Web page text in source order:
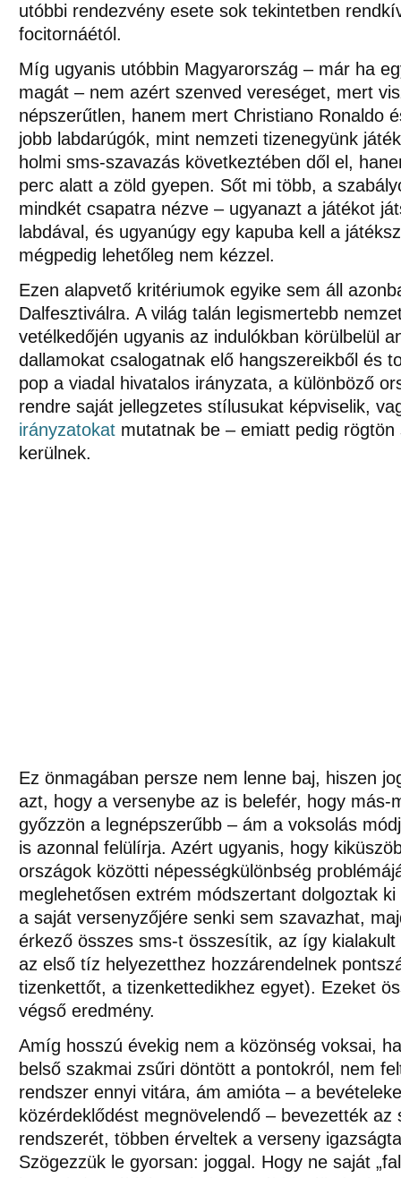
utóbbi rendezvény esete sok tekintetben
focitornáétól.
Míg ugyanis utóbbin Magyarország – már ha
magát – nem azért szenved vereséget, mert
népszerűtlen, hanem mert Christiano Ronaldo
jobb labdarúgók, mint nemzeti tizenegyünk
holmi sms-szavazás következtében dől el,
perc alatt a zöld gyepen. Sőt mi több, a
mindkét csapatra nézve – ugyanazt a játékot
labdával, és ugyanúgy egy kapuba kell a
mégpedig lehetőleg nem kézzel.
Ezen alapvető kritériumok egyike sem áll
Dalfesztiválra. A világ talán legismertebb
vetélkedőjén ugyanis az indulókban körülbelül
dallamokat csalogatnak elő hangszereikből és
pop a viadal hivatalos irányzata, a különböző
rendre saját jellegzetes stílusukat képviselik,
irányzatokat mutatnak be – emiatt pedig
kerülnek.
Ez önmagában persze nem lenne baj, hiszen
azt, hogy a versenybe az is belefér, hogy más-
győzzön a legnépszerűbb – ám a voksolás
is azonnal felülírja. Azért ugyanis, hogy
országok közötti népességkülönbség
meglehetősen extrém módszertant dolgoztak
a saját versenyzőjére senki sem szavazhat,
érkező összes sms-t összesítik, az így
az első tíz helyezetthez hozzárendelnek
tizenkettőt, a tizenkettedikhez egyet). Ezeket
végső eredmény.
Amíg hosszú évekig nem a közönség voksai,
belső szakmai zsűri döntött a pontokról, nem
rendszer ennyi vitára, ám amióta – a
közérdeklődést megnövelendő – bevezették az
rendszerét, többen érveltek a verseny
Szögezzük le gyorsan: joggal. Hogy ne saját